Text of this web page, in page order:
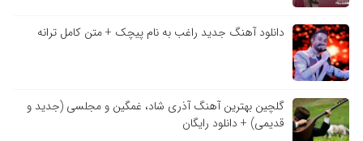
دانلود آهنگ جدید راغب به نام پیچک + متن کامل ترانه
گلچین بهترین آهنگ آذری شاد، غمگین و مجلسی (جدید و
قدیمی) + دانلود رایگان